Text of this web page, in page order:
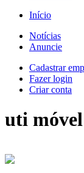
Início
Notícias
Anuncie
Cadastrar
Fazer login
Criar conta
uti